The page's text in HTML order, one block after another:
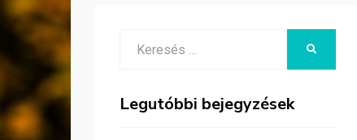
Legutóbbi bejegyzések